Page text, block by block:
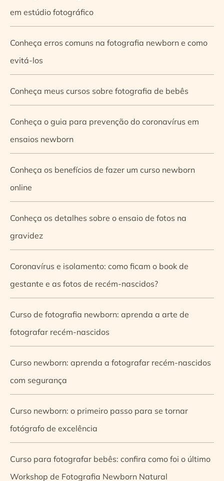
em estúdio fotográfico
Conheça erros comuns na fotografia newborn e como
evitá-los
Conheça meus cursos sobre fotografia de bebês
Conheça o guia para prevenção do coronavírus em
ensaios newborn
Conheça os benefícios de fazer um curso newborn
online
Conheça os detalhes sobre o ensaio de fotos na
gravidez
Coronavírus e isolamento: como ficam o book de
gestante e as fotos de recém-nascidos?
Curso de fotografia newborn: aprenda a arte de
fotografar recém-nascidos
Curso newborn: aprenda a fotografar recém-nascidos
com segurança
Curso newborn: o primeiro passo para se tornar
fotógrafo de excelência
Curso para fotografar bebês: confira como foi o último
Workshop de Fotografia Newborn Natural